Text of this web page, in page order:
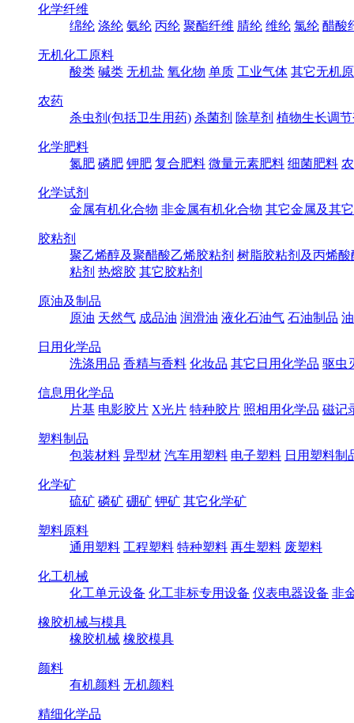
化学纤维
绵纶 涤纶 氨纶 丙纶 聚酯纤维 腈纶 维纶 氯纶 醋酸
无机化工原料
酸类 碱类 无机盐 氧化物 单质 工业气体 其它无机
农药
杀虫剂(包括卫生用药) 杀菌剂 除草剂 植物生长调
化学肥料
氮肥 磷肥 钾肥 复合肥料 微量元素肥料 细菌肥料
化学试剂
金属有机化合物 非金属有机化合物 其它金属及其
胶粘剂
聚乙烯醇及聚醋酸乙烯胶粘剂 树脂胶粘剂及丙烯酸
粘剂 热熔胶 其它胶粘剂
原油及制品
原油 天然气 成品油 润滑油 液化石油气 石油制品
日用化学品
洗涤用品 香精与香料 化妆品 其它日用化学品 驱虫
信息用化学品
片基 电影胶片 X光片 特种胶片 照相用化学品 磁记
塑料制品
包装材料 异型材 汽车用塑料 电子塑料 日用塑料制
化学矿
硫矿 磷矿 硼矿 钾矿 其它化学矿
塑料原料
通用塑料 工程塑料 特种塑料 再生塑料 废塑料
化工机械
化工单元设备 化工非标专用设备 仪表电器设备 非
橡胶机械与模具
橡胶机械 橡胶模具
颜料
有机颜料 无机颜料
精细化学品